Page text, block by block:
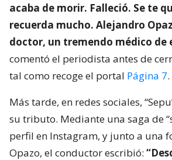
acaba de morir. Falleció. Se te
recuerda mucho. Alejandro
doctor, un tremendo médico de
comentó el periodista antes de
tal como recoge el portal Página 7.
Más tarde, en redes sociales,
su tributo. Mediante una saga de
perfil en Instagram, y junto a una
Opazo, el conductor escribió: